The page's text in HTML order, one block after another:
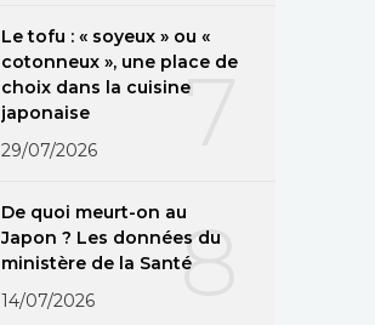
7
Le tofu : « soyeux » ou «
cotonneux », une place de
choix dans la cuisine
japonaise
29/07/2026
8
De quoi meurt-on au
Japon ? Les données du
ministère de la Santé
14/07/2026